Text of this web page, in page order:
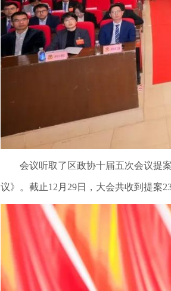
会议听取了区政协十届五次会议提
议》。截止12月29日，大会共收到提案